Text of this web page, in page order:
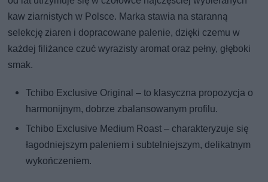
kaw ziarnistych w Polsce. Marka stawia na staranną
selekcję ziaren i dopracowane palenie, dzięki czemu w
każdej filiżance czuć wyrazisty aromat oraz pełny, głęboki
smak.
Tchibo Exclusive Original – to klasyczna propozycja o
harmonijnym, dobrze zbalansowanym profilu.
Tchibo Exclusive Medium Roast – charakteryzuje się
łagodniejszym paleniem i subtelniejszym, delikatnym
wykończeniem.